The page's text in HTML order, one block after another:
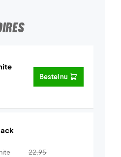
Bestel nu
22,95